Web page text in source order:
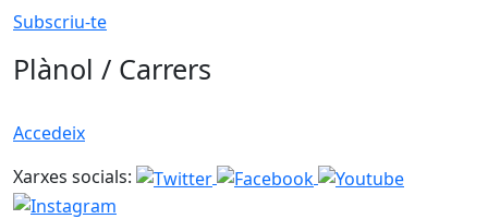
Subscriu-te
Plànol / Carrers
Accedeix
Xarxes socials: